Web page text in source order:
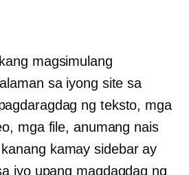
magsimulang
sa iyong site sa
ng teksto, mga
mga file, anumang nais
kanang kamay sidebar ay
iyo upang magdagdag ng